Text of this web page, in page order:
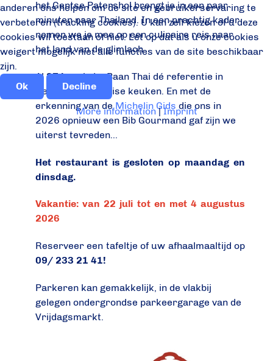
het Gentse Patershol brengt je in een paar
minuten naar Thailand. In een prachtig kader
nemen we je mee op een culinaire reis naar
het land van de glimlach.
Al 37 jaaris Le Baan Thai dé referentie in
Gent voor de Thaise keuken. En met de
erkenning van deMichelin Gids die ons in
2026 opnieuw een Bib Gourmand gaf zijn we
uiterst tevreden...
Het restaurant is gesloten op maandag en
dinsdag.
Vakantie: van 22 juli tot en met 4 augustus
2026
Reserveer een tafeltje of uw afhaalmaaltijd op
09/ 233 21 41!
Parkeren kan gemakkelijk, in de vlakbij
gelegen ondergrondse parkeergarage van de
Vrijdagsmarkt.
anderen ons helpen om de site en gebruikerservaring te
verbeteren (tracking cookies). U kan zelf kiezen of u deze
cookies wil toestaan of niet. Let op dat als u onze cookies
weigert mogelijk niet alle functies van de site beschikbaar
zijn.
Ok
Decline
More information|Imprint